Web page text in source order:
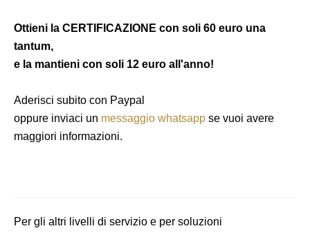
Ottieni la CERTIFICAZIONE con soli 60 euro una
tantum,
e la mantieni con soli 12 euro all'anno!
Aderisci subito con Paypal
oppure inviaci un messaggio whatsapp se vuoi avere
maggiori informazioni.
Per gli altri livelli di servizio e per soluzioni